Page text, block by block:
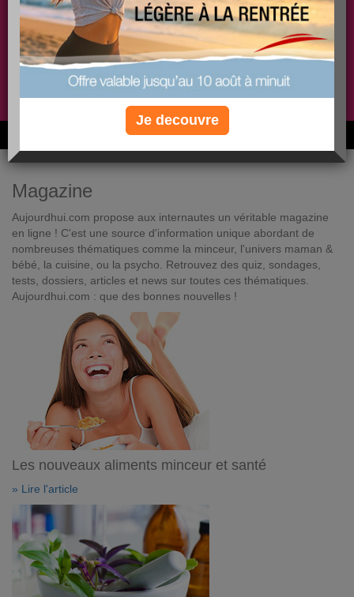
PLUS
EFFICACE
PLUS
SANTÉ
PLUS
COACHING
Non, je préfère le régime gratuit
6M de personnes ont maigri et réappris à manger avec nous
Magazine
Aujourdhui.com propose aux internautes un véritable magazine
en ligne ! C'est une source d'information unique abordant de
nombreuses thématiques comme la minceur, l'univers maman &
bébé, la cuisine, ou la psycho. Retrouvez des quiz, sondages,
tests, dossiers, articles et news sur toutes ces thématiques.
Aujourdhui.com : que des bonnes nouvelles !
Les nouveaux aliments minceur et santé
» Lire l'article
Je decouvre